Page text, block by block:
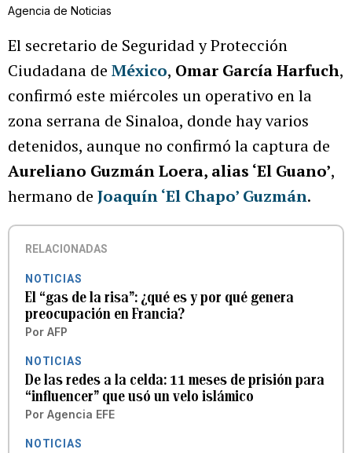
Agencia de Noticias
El secretario de Seguridad y Protección
Ciudadana de México, Omar García Harfuch,
confirmó este miércoles un operativo en la
zona serrana de Sinaloa, donde hay varios
detenidos, aunque no confirmó la captura de
Aureliano Guzmán Loera, alias ‘El Guano’,
hermano de Joaquín ‘El Chapo’ Guzmán.
RELACIONADAS
NOTICIAS
El “gas de la risa”: ¿qué es y por qué genera
preocupación en Francia?
Por AFP
NOTICIAS
De las redes a la celda: 11 meses de prisión para
“influencer” que usó un velo islámico
Por Agencia EFE
NOTICIAS